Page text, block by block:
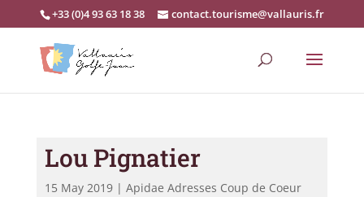
+33 (0)4 93 63 18 38 contact.tourisme@vallauris.fr
Lou Pignatier
15 May 2019| Apidae Adresses Coup de Coeur